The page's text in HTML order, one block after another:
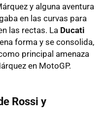
y alguna aventura
en las curvas para
las rectas. La Ducati
forma y se consolida,
principal amenaza
en MotoGP.
Rossi y